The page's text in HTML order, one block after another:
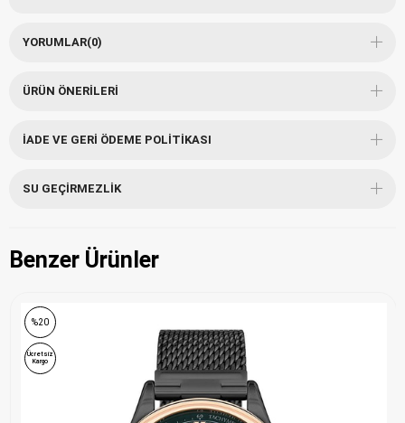
YORUMLAR(0)
ÜRÜN ÖNERILERI
İADE VE GERI ÖDEME POLITIKASI
SU GEÇIRMEZLIK
Benzer Ürünler
%20
Ücretsiz
Kargo